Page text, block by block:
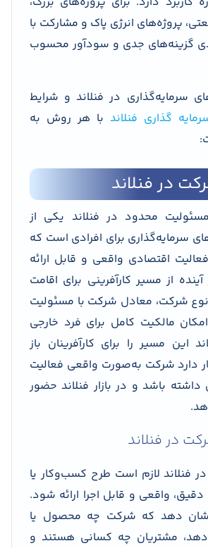
پروژه‌های انرژی پاک و مشارکت با
گزینه‌های جدی و سودآور محسوب
سرمایه‌گذاری در فنلاند و شرایط
گذاری فنلاند با هر روش به
محدود در فنلاند یکی از
سرمایه‌گذاری برای افرادی است که
اقتصادی واقعی و قابل ارائه
از مسیر کارآفرینی برای اقامت
نوع شرکت، معادل شرکت با مسئولیت
مالکیت کامل برای فرد خارجی
این مسیر را برای کارآفرینان باز
دارد شرکت به‌صورت واقعی فعالیت
باشد و در بازار فنلاند حضور
در فنلاند
فنلاند لازم است طرح کسب‌وکار یا
واقعی و قابل اجرا ارائه شود.
دهد که شرکت چه محصول یا
مشتریان چه کسانی هستند و